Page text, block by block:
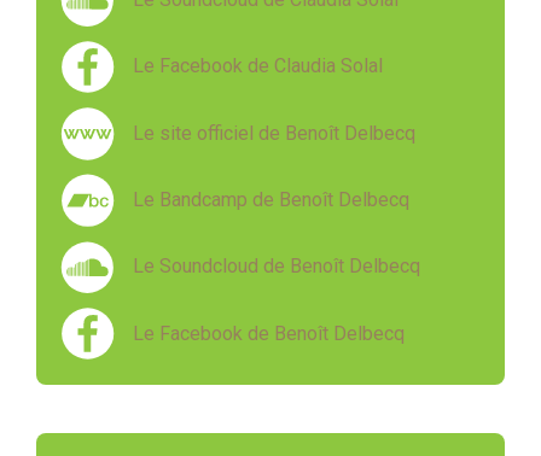
Le Facebook de Claudia Solal
Le site officiel de Benoît Delbecq
Le Bandcamp de Benoît Delbecq
Le Soundcloud de Benoît Delbecq
Le Facebook de Benoît Delbecq